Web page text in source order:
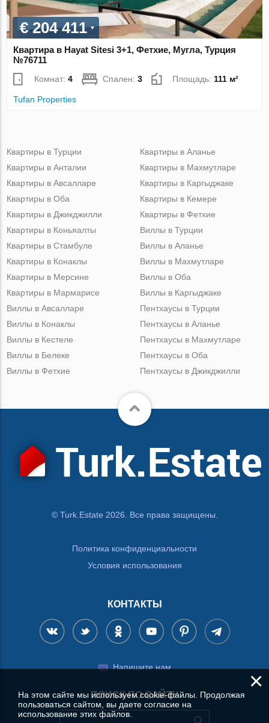
€ 204 411
Квартира в Hayat Sitesi 3+1, Фетхие, Мугла, Турция
№76711
Комнат:4 Спален:3 Площадь: 111 м²
Tufan Properties
Квартиры в Турции
Квартиры в Анталии
Квартиры в Авсалларе
Квартиры в Оба
Квартиры в Джикджилли
Квартиры в Аланье
Квартиры в Махмутларе
Квартиры в Каргыджаке
Квартиры в Кемере
Квартиры в Фетхие
Квартиры в Коньяалты
Квартиры в Стамбуле
Квартиры в Конаклы
Квартиры в Мерсине
Квартиры в Мармарисе
Виллы в Турции
Виллы в Аланье
Виллы в Махмутларе
Виллы в Оба
Виллы в Каргыджаке
Виллы в Авсалларе
Виллы в Конаклы
Виллы в Кестеле
Виллы в Белеке
Виллы в Фетхие
Пентхаусы в Турции
Пентхаусы в Аланье
Пентхаусы в Махмутларе
Пентхаусы в Оба
Пентхаусы в Джикджилли
© Turk.Estate 2026. Все права защищены.
Политика конфиденциальности
Условия использования
КОНТАКТЫ
Напишите нам
ПОИСК ПО САЙТУ
×
На этом сайте мы используем cookie-файлы. Продолжая
пользоваться сайтом, вы даете согласие на
использование этих файлов.